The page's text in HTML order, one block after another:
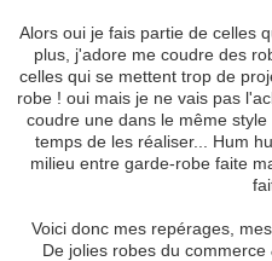
Alors oui je fais partie de celles
plus, j'adore me coudre des
celles qui se mettent trop de
robe ! oui mais je ne vais pas
coudre une dans le même
temps de les réaliser... Hum
milieu entre garde-robe faite
Voici donc mes repérages,
De jolies robes du